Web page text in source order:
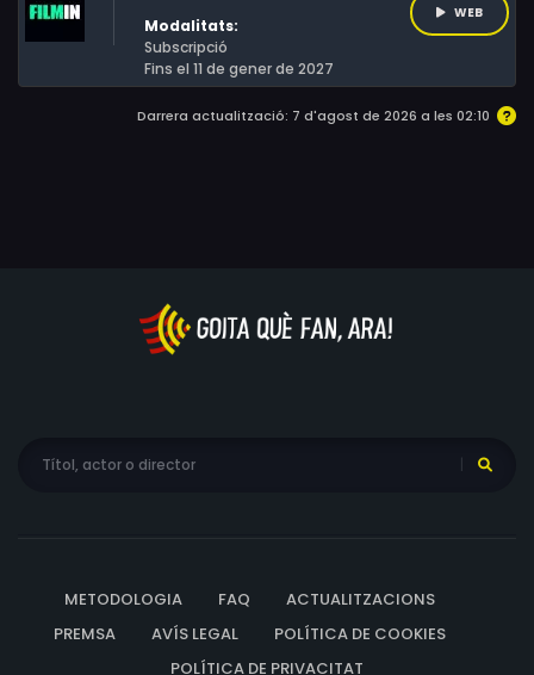
Modalitats:
Subscripció
Fins el 11 de gener de 2027
WEB
Darrera actualització: 7 d'agost de 2026 a les 02:10
METODOLOGIA FAQ
ACTUALITZACIONS
PREMSA
AVÍS LEGAL
POLÍTICA DE COOKIES
POLÍTICA DE PRIVACITAT